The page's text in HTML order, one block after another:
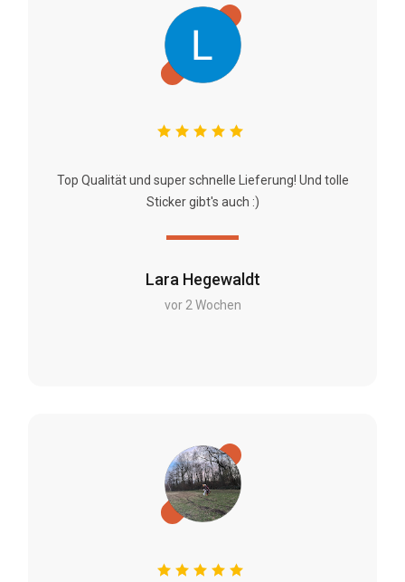
Lara Hegewaldt
vor 2 Wochen
Top Qualität und super schnelle Lieferung! Und tolle
Sticker gibt's auch :)